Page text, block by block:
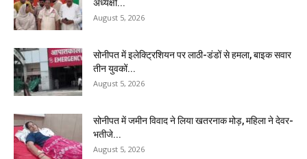
अध्यक्षों...
August 5, 2026
सोनीपत में इलेक्ट्रिशियन पर लाठी-डंडों से हमला, बाइक सवार
तीन युवकों...
August 5, 2026
सोनीपत में जमीन विवाद ने लिया खतरनाक मोड़, महिला ने देवर-
भतीजे...
August 5, 2026